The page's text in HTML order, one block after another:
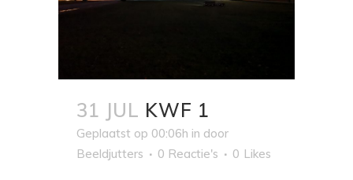
31 JUL KWF 1
Geplaatst op 00:06h in door
Beeldjutters
0 Reactie's 0 Likes